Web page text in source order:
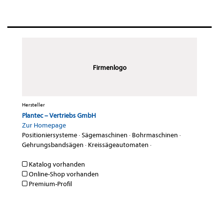
Firmenlogo
Hersteller
Plantec – Vertriebs GmbH
Zur Homepage
Positioniersysteme·Sägemaschinen · Bohrmaschinen ·
Gehrungsbandsägen · Kreissägeautomaten ·
Katalog vorhanden
Online-Shop vorhanden
Premium-Profil